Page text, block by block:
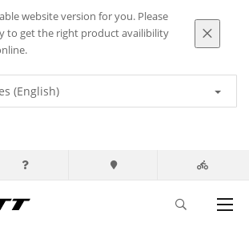
website version for you. Please
to get the right product availibility
(English)